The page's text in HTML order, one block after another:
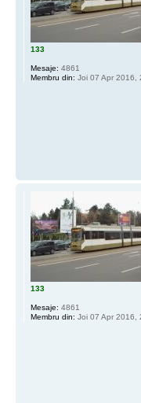
133
Mesaje: 4861
Membru din: Joi 07 Apr 2016,
133
Mesaje: 4861
Membru din: Joi 07 Apr 2016,